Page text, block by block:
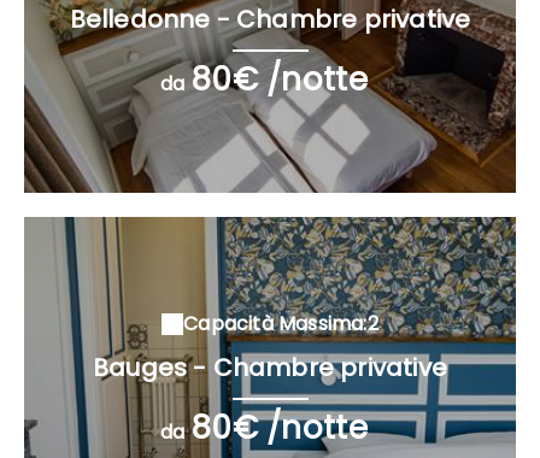
Belledonne - Chambre privative
da 80€ /notte
Capacità Massima:2
Bauges - Chambre privative
da80€ /notte